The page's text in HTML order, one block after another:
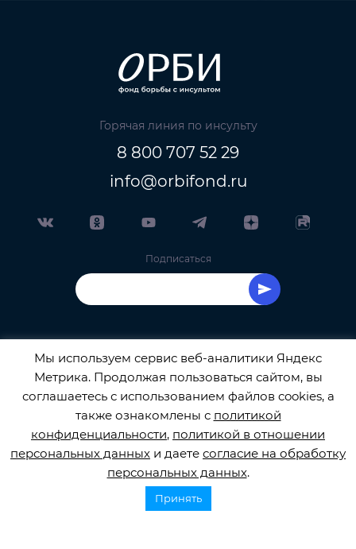
Сбор закрыт! Спасибо, что помогли в сборе средств.
Горячая линия по инсульту
8 800 707 52 29
info@orbifond.ru
Подписаться
ОФИЦИАЛЬНЫЙ ОПЕРАТОР ОБРАБОТКИ
ПЕРСОНАЛЬНЫХ ДАННЫХ РЕГИСТРАЦИОННЫЙ
НОМЕР 77-22-133540
Мы используем сервис веб-аналитики Яндекс
Метрика. Продолжая пользоваться сайтом, вы
соглашаетесь с использованием файлов cookies, а
также ознакомлены с политикой
конфиденциальности, политикой в отношении
персональных данных и даете согласие на обработку
персональных данных.
Принять